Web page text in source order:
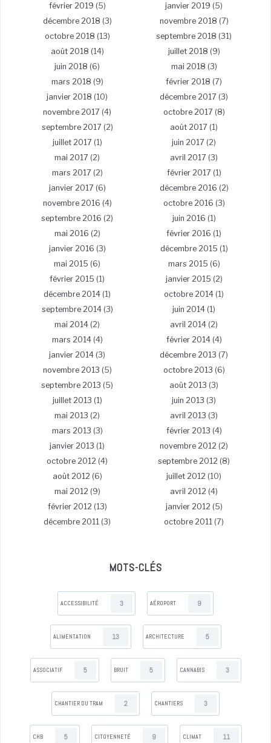
février 2019 (5) janvier 2019 (5)
décembre 2018 (3) novembre 2018 (7)
octobre 2018 (13) septembre 2018 (31)
août 2018 (14) juillet 2018 (9)
juin 2018 (6) mai 2018 (3)
mars 2018 (9) février 2018 (7)
janvier 2018 (10) décembre 2017 (3)
novembre 2017 (4) octobre 2017 (8)
septembre 2017 (2) août 2017 (1)
juillet 2017 (1) juin 2017 (2)
mai 2017 (2) avril 2017 (3)
mars 2017 (2) février 2017 (1)
janvier 2017 (6) décembre 2016 (2)
novembre 2016 (4) octobre 2016 (3)
septembre 2016 (2) juin 2016 (1)
mai 2016 (2) février 2016 (1)
janvier 2016 (3) décembre 2015 (1)
mai 2015 (6) mars 2015 (6)
février 2015 (1) janvier 2015 (2)
décembre 2014 (1) octobre 2014 (1)
septembre 2014(3) juin 2014 (1)
mai 2014 (2) avril 2014 (2)
mars 2014(4) février 2014(4)
janvier 2014 (3) décembre 2013 (7)
novembre 2013 (5) octobre 2013 (6)
septembre 2013 (5) août 2013 (3)
juillet 2013 (1) juin 2013 (3)
mai 2013 (2) avril 2013 (3)
mars 2013 (3) février 2013 (4)
janvier 2013 (1) novembre 2012 (2)
octobre 2012 (4) septembre 2012 (8)
août 2012 (6) juillet 2012 (10)
mai 2012 (9) avril 2012 (4)
février 2012 (13) janvier 2012 (5)
décembre 2011 (3) octobre 2011 (7)
MOTS-CLÉS
ACCESSIBILITÉ 3 AÉROPORT 9
ALIMENTATION 13 ARCHITECTURE 5
ASSOCIATIF 5 BRUIT 5 CANNABIS 3
CHANTIER DU TRAM 2 CHANTIERS 3
CHB 5 CITOYENNETÉ 9 CLIMAT 11